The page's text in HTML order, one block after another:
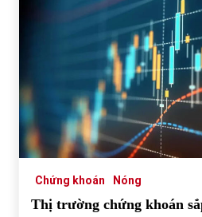
Chứng khoán Nóng
Thị trường chứng khoán